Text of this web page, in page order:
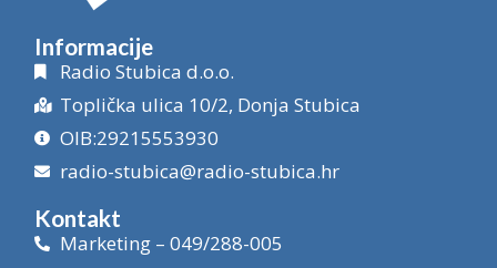
Informacije
Radio Stubica d.o.o.
Toplička ulica 10/2, Donja Stubica
OIB:29215553930
radio-stubica@radio-stubica.hr
Kontakt
Marketing – 049/288-005